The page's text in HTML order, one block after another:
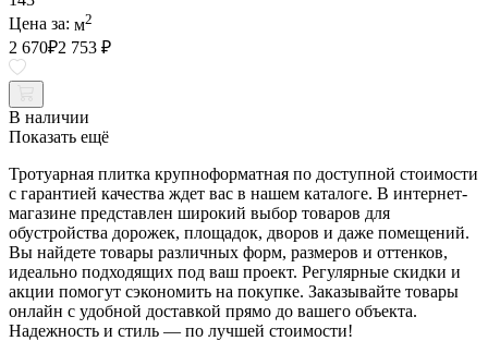
Цена за: м2
2 670₽2 753 ₽
В наличии
Показать ещё
Тротуарная плитка крупноформатная по доступной стоимости
с гарантией качества ждет вас в нашем каталоге. В интернет-
магазине представлен широкий выбор товаров для
обустройства дорожек, площадок, дворов и даже помещений.
Вы найдете товары различных форм, размеров и оттенков,
идеально подходящих под ваш проект. Регулярные скидки и
акции помогут сэкономить на покупке. Заказывайте товары
онлайн с удобной доставкой прямо до вашего объекта.
Надежность и стиль — по лучшей стоимости!